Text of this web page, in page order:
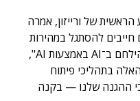
של ורייזון, אמרה
חייבים להסתגל במהירות
למציאות החדשה. “אנחנו צריכים להילחם ב־AI באמצעות AI",
בתהליכי פיתוח
ההגנה שלנו — בקנה